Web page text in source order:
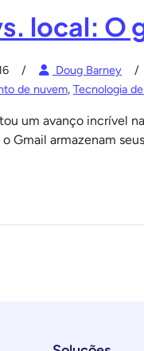
local: O
Doug Barney
de nuvem, Tecnologia
um avanço incrível
Gmail armazenam seus